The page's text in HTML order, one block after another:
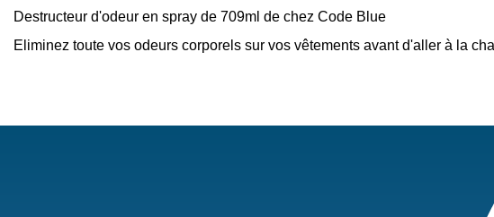
Destructeur d'odeur en spray de 709ml de chez Code Blue
Eliminez toute vos odeurs corporels sur vos vêtements avant d'aller à la